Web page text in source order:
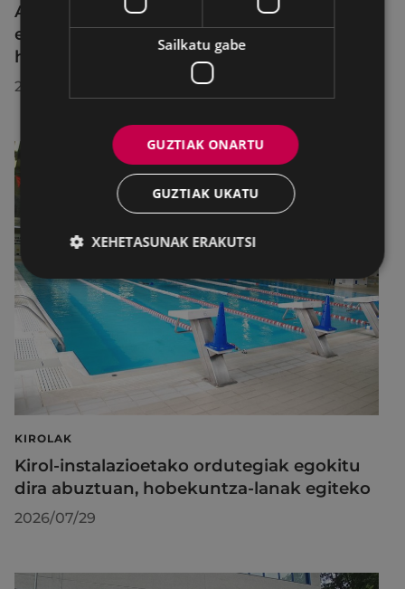
Azahara Dominguez diputatuak Eibarko
eraldaketa turistikoa nabarmendu du
herrira egin duen bisitan
2026/07/30
KIROLAK
Kirol-instalazioetako ordutegiak egokitu
dira abuztuan, hobekuntza-lanak egiteko
2026/07/29
Sailkatu gabe
GUZTIAK ONARTU
GUZTIAK UKATU
XEHETASUNAK ERAKUTSI